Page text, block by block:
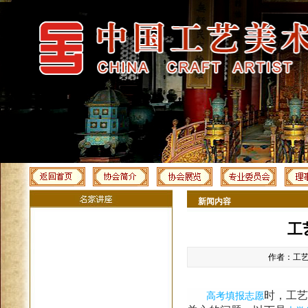
新闻内容
工
作者：工
高考填报志愿时，工